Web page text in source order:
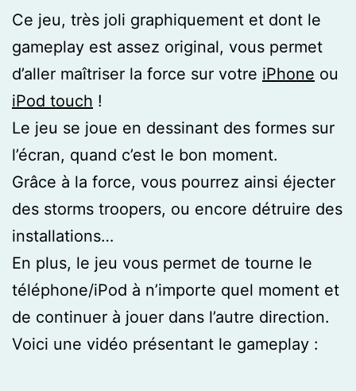
Ce jeu, très joli graphiquement et dont le
gameplay est assez original, vous permet
d’aller maîtriser la force sur votre iPhone ou
iPod touch !
Le jeu se joue en dessinant des formes sur
l’écran, quand c’est le bon moment.
Grâce à la force, vous pourrez ainsi éjecter
des storms troopers, ou encore détruire des
installations…
En plus, le jeu vous permet de tourne le
téléphone/iPod à n’importe quel moment et
de continuer à jouer dans l’autre direction.
Voici une vidéo présentant le gameplay :